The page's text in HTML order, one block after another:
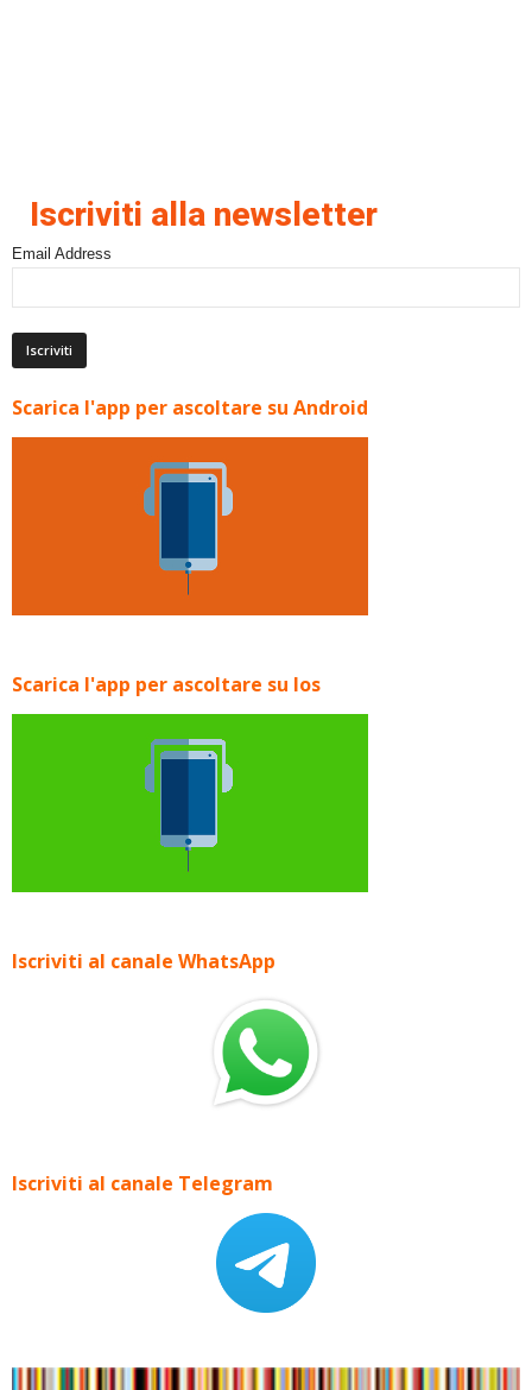
Iscriviti alla newsletter
Email Address
Scarica l'app per ascoltare su Android
Scarica l'app per ascoltare su Ios
Iscriviti al canale WhatsApp
Iscriviti al canale Telegram